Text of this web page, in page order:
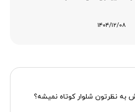
۱۴۰۴/۱۲/۰۸